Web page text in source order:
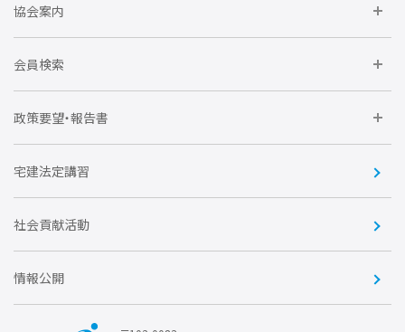
要望活動に参加しよう
住宅瑕疵担保責任保険割引制度
全住協NET
不動産後見アドバイザー資格講習
会
全住協ビジネスショップ
協会案内
運営組織
トライアル会員制度
会員検索
企業会員
賛助会員
政策要望・報告書
住宅・土地税制改正要望
優良事業表彰
宅建法定講習
社会貢献活動
情報公開